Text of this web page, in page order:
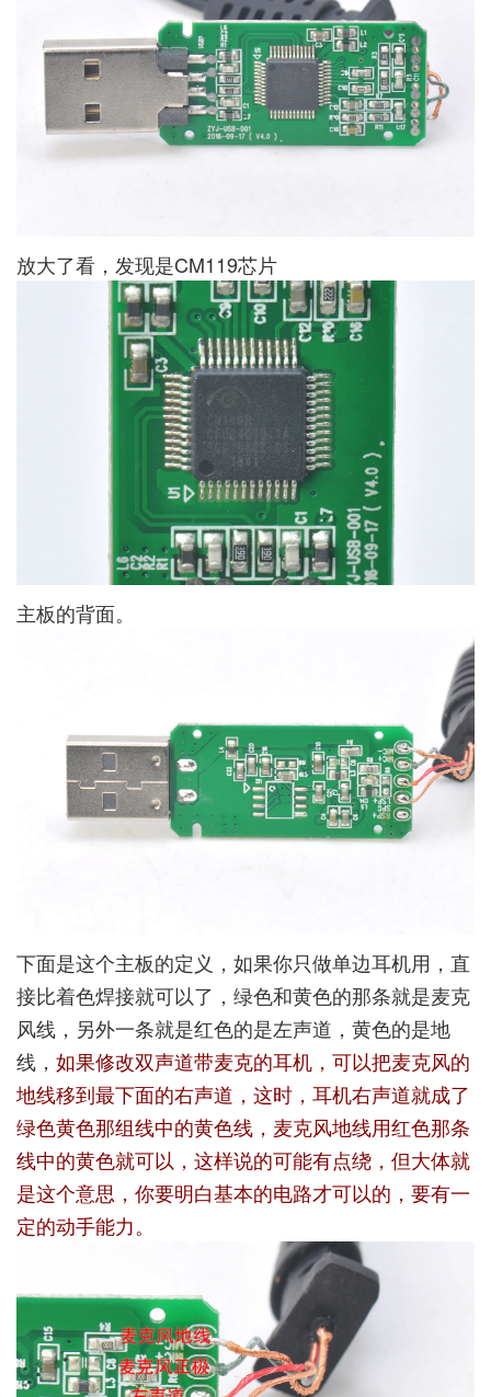
放大了看，发现是CM119芯片
主板的背面。
下面是这个主板的定义，如果你只做单边耳机用，直
接比着色焊接就可以了，绿色和黄色的那条就是麦克
风线，另外一条就是红色的是左声道，黄色的是地
线， 如果修改双声道带麦克的耳机，可以把麦克风的
地线移到最下面的右声道，这时，耳机右声道就成了
绿色黄色那组线中的黄色线，麦克风地线用红色那条
线中的黄色就可以，这样说的可能有点绕，但大体就
是这个意思，你要明白基本的电路才可以的，要有一
定的动手能力。